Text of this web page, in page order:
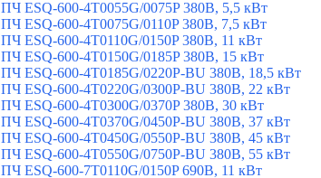
ПЧ ESQ-600-4T0055G/0075P 380В, 5,5 кВт
ПЧ ESQ-600-4T0075G/0110P 380В, 7,5 кВт
ПЧ ESQ-600-4T0110G/0150P 380В, 11 кВт
ПЧ ESQ-600-4T0150G/0185P 380В, 15 кВт
ПЧ ESQ-600-4T0185G/0220P-BU 380В, 18,5 кВт
ПЧ ESQ-600-4T0220G/0300P-BU 380В, 22 кВт
ПЧ ESQ-600-4T0300G/0370P 380В, 30 кВт
ПЧ ESQ-600-4T0370G/0450P-BU 380В, 37 кВт
ПЧ ESQ-600-4T0450G/0550P-BU 380В, 45 кВт
ПЧ ESQ-600-4T0550G/0750P-BU 380В, 55 кВт
ПЧ ESQ-600-7T0110G/0150P 690В, 11 кВт